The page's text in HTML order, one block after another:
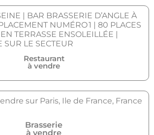
Restaurant
à vendre
Brasserie
à vendre